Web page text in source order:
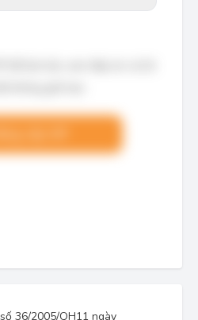
36/2005/QH11 ngày